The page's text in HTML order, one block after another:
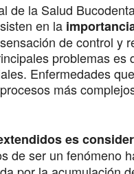
de la Salud
en la
de control y
problemas
Enfermedades
más
es
de ser un fenómeno